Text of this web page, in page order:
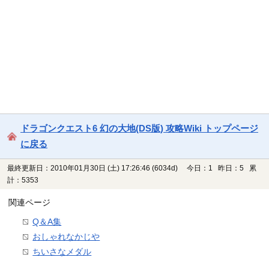
ドラゴンクエスト6 幻の大地(DS版) 攻略Wiki トップページ
に戻る
最終更新日：2010年01月30日 (土) 17:26:46 (6034d)
今日：1 昨日：5 累
計：5353
関連ページ
Q＆A集
おしゃれなかじや
ちいさなメダル